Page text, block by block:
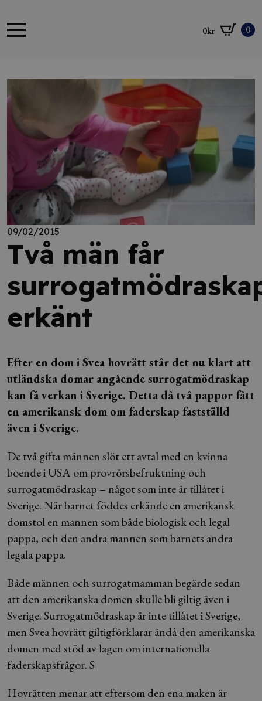
0kr 0
09/02/2015
Två män får
erkänt
Efter en dom i Svea hovrätt står det nu klart att
utländska domar angående surrogatmödraskap
kan få verkan i Sverige. Detta då två pappor fått
en amerikansk dom om faderskap fastställd
även i Sverige.
De två gifta männen slöt ett avtal med en kvinna
boende i USA om provrörsbefruktning och
surrogatmödraskap – något som inte är tillåtet i
Sverige. När barnet föddes erkände en amerikansk
domstol en mannen som både biologisk och legal
pappa, och den andra mannen som barnets andra
legala pappa.
Både männen och surrogatmamman begärde sedan
att den amerikanska domen skulle bli giltig även i
Sverige. Surrogatmödraskap är inte tillåtet i Sverige,
men Svea hovrätt giltigförklarar ändå den amerikanska
domen med stöd av lagen om internationella
faderskapsfrågor. S
Hovrätten menar att eftersom den ena maken är